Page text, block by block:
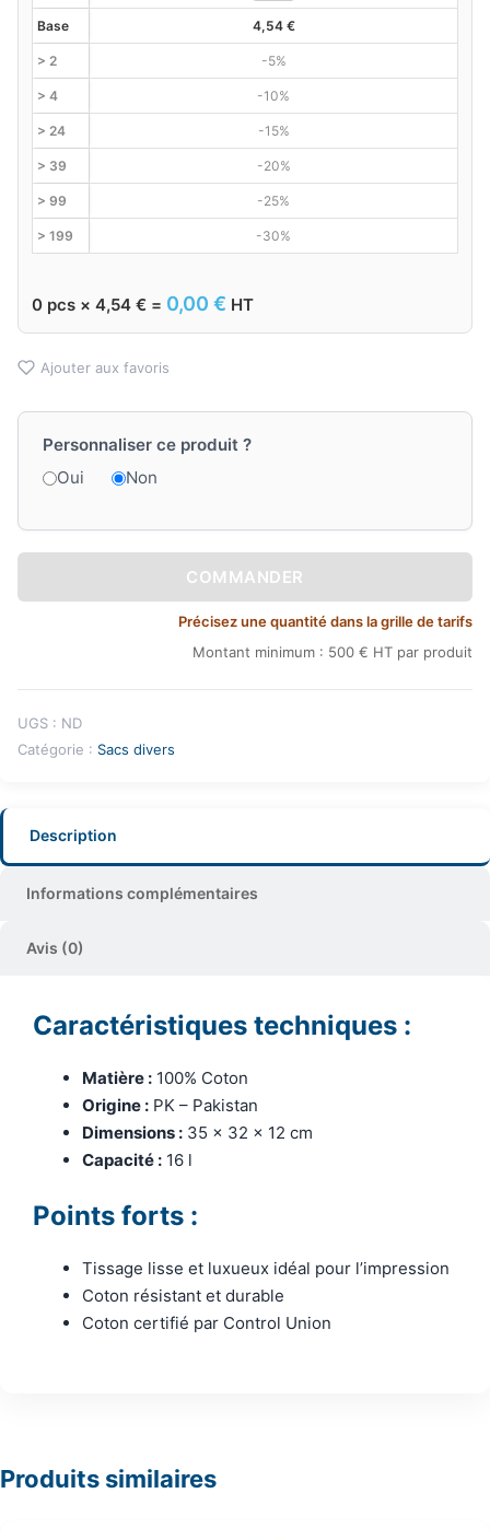
Base 4,54 €
> 2 -5%
> 4 -10%
> 24 -15%
> 39 -20%
> 99 -25%
> 199 -30%
0 pcs × 4,54 € = 0,00 € HT
Ajouter aux favoris
Personnaliser ce produit ?
Oui
Non
COMMANDER
Précisez une quantité dans la grille de tarifs
Montant minimum : 500 € HT par produit
UGS : ND
Catégorie : Sacs divers
Description
Informations complémentaires
Avis (0)
Caractéristiques techniques :
Matière : 100% Coton
Origine : PK – Pakistan
Dimensions : 35 x 32 x 12 cm
Capacité : 16 l
Points forts :
Tissage lisse et luxueux idéal pour l’impression
Coton résistant et durable
Coton certifié par Control Union
Produits similaires